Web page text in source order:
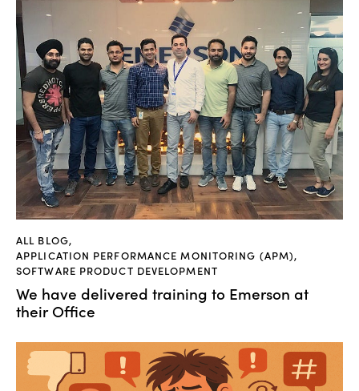
ALL BLOG,
APPLICATION PERFORMANCE MONITORING (APM),
SOFTWARE PRODUCT DEVELOPMENT
We have delivered training to Emerson at
their Office